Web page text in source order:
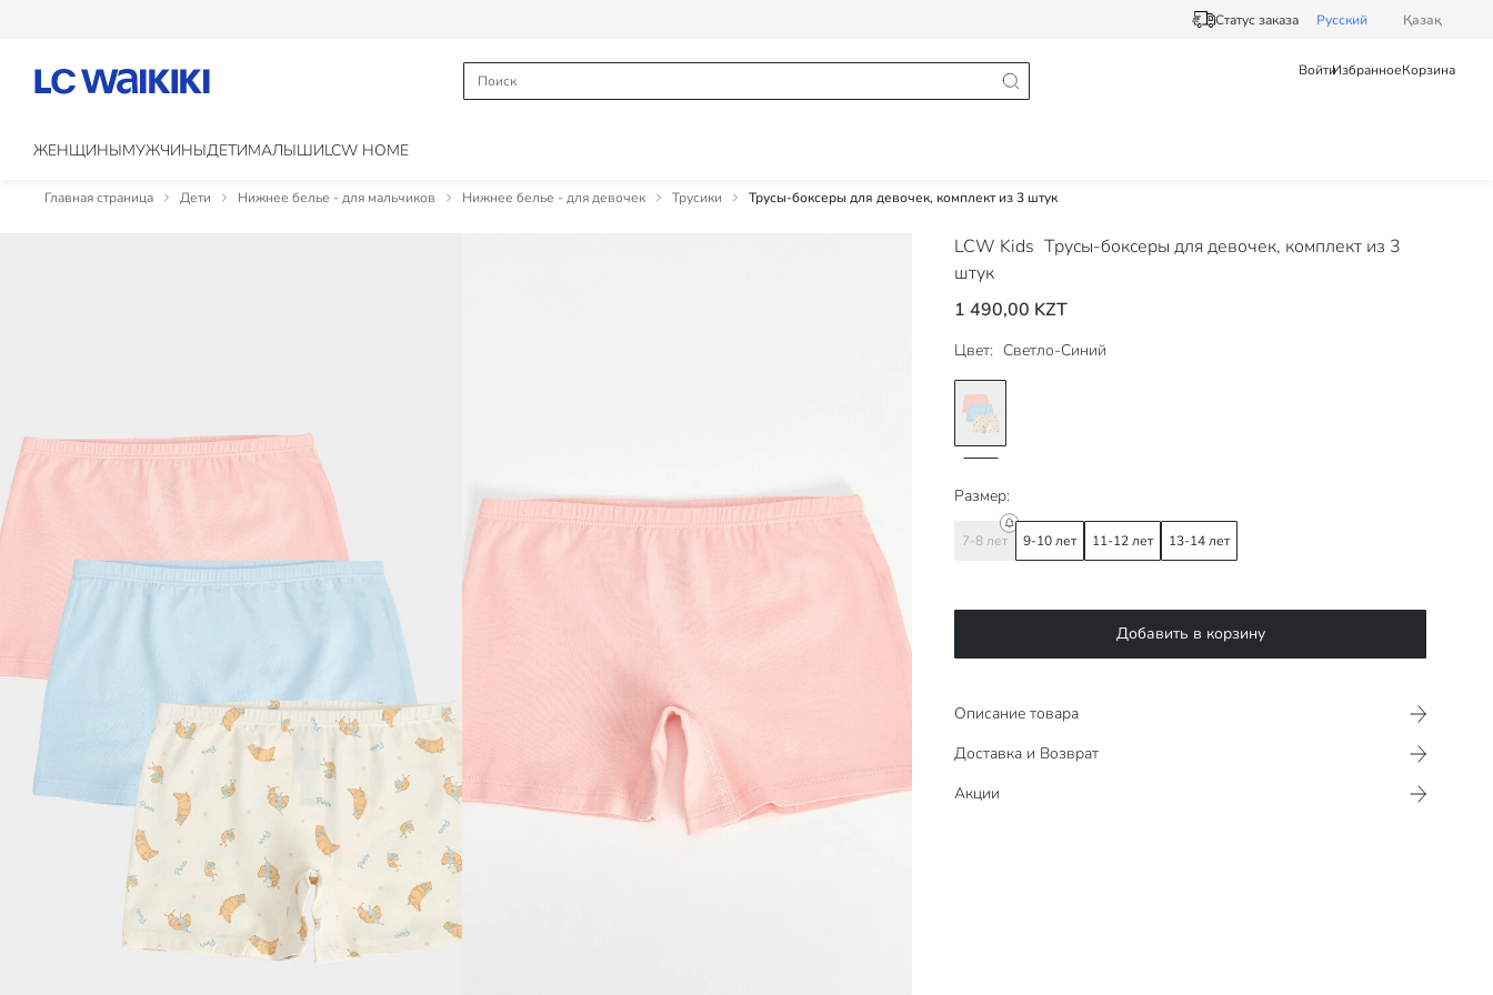
Статус заказа Pусский Қазақ
ВойтиИзбранноеКорзина
ЖЕНЩИНЫМУЖЧИНЫДЕТИМАЛЫШИLCW HOME
Главная страница Дети Нижнее белье - для мальчиков Нижнее белье - для девочек Трусики Трусы-боксеры для девочек, комплект из 3 штук
LCW Kids Трусы-боксеры для девочек, комплект из 3
штук
1 490,00 KZT
Цвет: Светло-Синий
Размер:
7-8 лет 9-10 лет 11-12 лет 13-14 лет
Добавить в корзину
Описание товара
Доставка и Возврат
Акции